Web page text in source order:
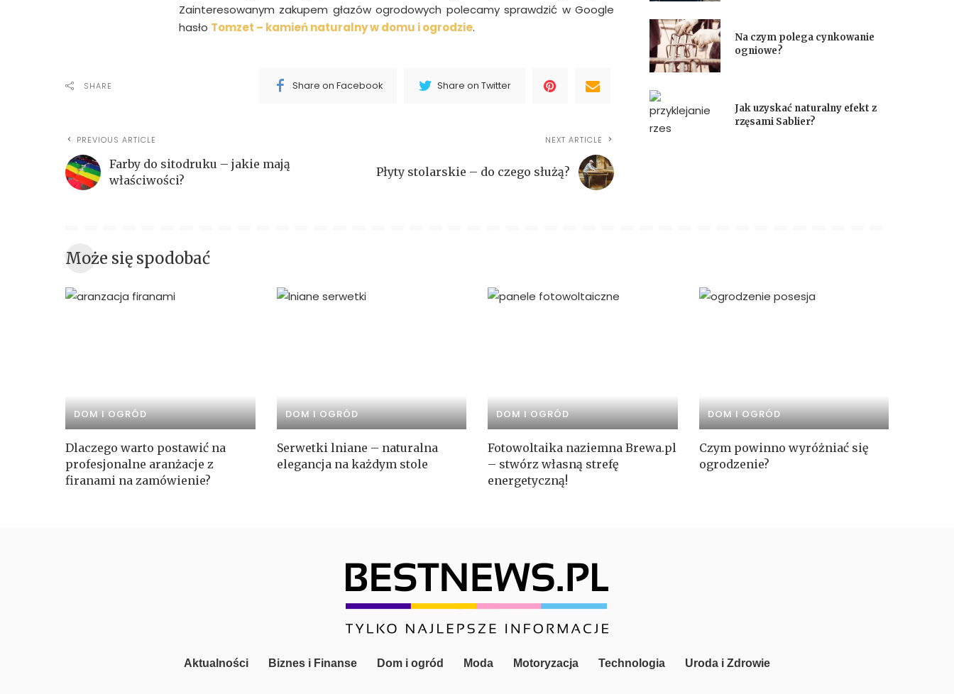
Zainteresowanym zakupem głazów ogrodowych polecamy sprawdzić w Google
hasło Tomzet – kamień naturalny w domu i ogrodzie.
SHARE Share on Facebook Share on Twitter
PREVIOUS ARTICLE
Farby do sitodruku – jakie mają
właściwości?
NEXT ARTICLE
Płyty stolarskie – do czego służą?
Na czym polega cynkowanie
ogniowe?
Jak uzyskać naturalny efekt z
rzęsami Sablier?
Może się spodobać
DOM I OGRÓD
Dlaczego warto postawić na
profesjonalne aranżacje z
firanami na zamówienie?
DOM I OGRÓD
Serwetki lniane – naturalna
elegancja na każdym stole
DOM I OGRÓD
Fotowoltaika naziemna Brewa.pl
– stwórz własną strefę
energetyczną!
DOM I OGRÓD
Czym powinno wyróżniać się
ogrodzenie?
Aktualności Biznes i Finanse Dom i ogród Moda Motoryzacja Technologia Uroda i Zdrowie